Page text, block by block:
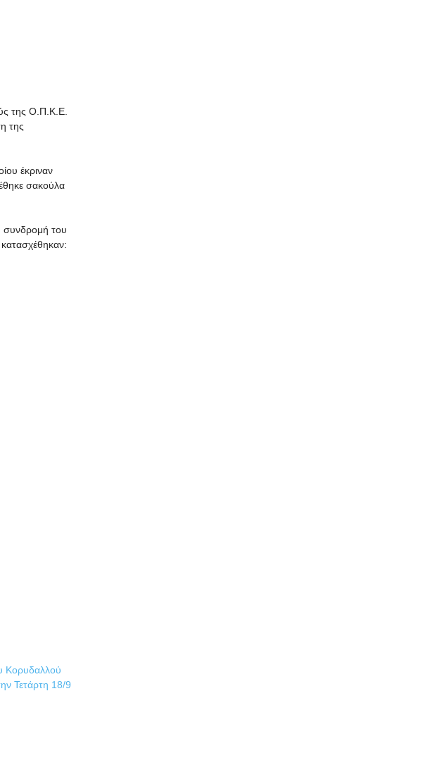
της Ο.Π.Κ.Ε.
της
έκριναν
σακούλα
συνδρομή του
Κορυδαλλού
Τετάρτη 18/9